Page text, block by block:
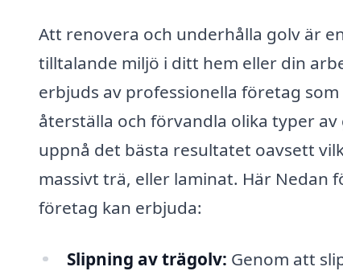
Att renovera och underhålla golv är
tilltalande miljö i ditt hem eller din
erbjuds av professionella företag
återställa och förvandla olika typer
uppnå det bästa resultatet oavsett
massivt trä, eller laminat. Här Nedan
företag kan erbjuda:
Slipning av trägolv: Genom att